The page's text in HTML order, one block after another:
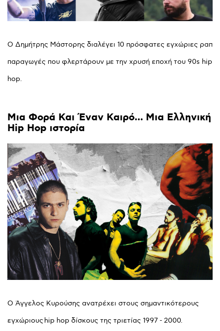
Ο Δημήτρης Μάστορης διαλέγει 10 πρόσφατες εγχώριες ραπ
παραγωγές που φλερτάρουν με την χρυσή εποχή του 90s hip
hop.
Μια Φορά Και Έναν Καιρό… Μια Ελληνική
Hip Hop ιστορία
Ο Άγγελος Κυρούσης ανατρέχει στους σημαντικότερους
εγχώριους hip hop δίσκους της τριετίας 1997 - 2000.